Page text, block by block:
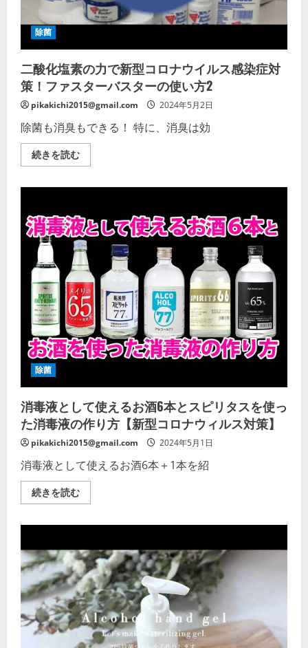
ス
ス
メ
使
方
【コ
ロ
ナ
ウ
ル
ス
対
策】
の
を
く
だ
さ
い
除菌
二酸化塩素の力で新型コロナウイルス感染症対
策！ファスターバスターの使い方2
pikakichi2015@gmail.com 2024年5月2日
除菌も消臭もできる！ 特に、消臭は効
続きを読む二
酸
で
新
型
コ
ロ
ナ
ウ
イ
ル
ス
感
染
症
対
策！
ス
ー
バ
ス
タ
ー
使
い
方
2
の
を
覧
く
だ
さ
い
除菌
消毒液として使えるお酒6本とスピリタスを使っ
た消毒液の作り方【新型コロナウィルス対策】
pikakichi2015@gmail.com 2024年5月1日
消毒液として使えるお酒6本＋1本を紹
続きを読む消
毒
使
え
る
お
酒
6
本
と
ス
ピ